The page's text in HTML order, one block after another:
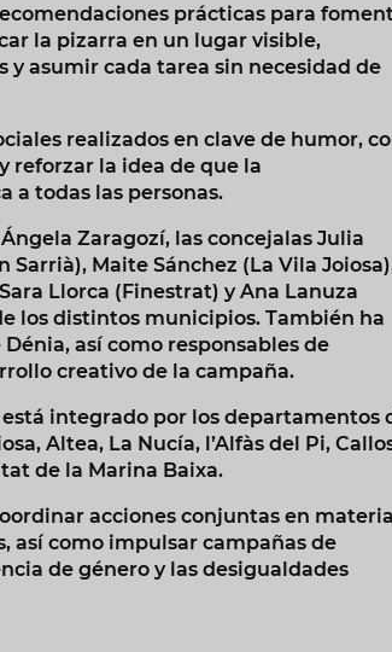
prácticas para
la pizarra en un lugar visible,
asumir cada tarea sin necesidad de
realizados en clave de humor,
reforzar la idea de que la
a todas las personas.
Zaragozí, las concejalas Julia
Sarrià), Maite Sánchez (La Vila
Llorca (Finestrat) y Ana Lanuza
los distintos municipios. También ha
así como responsables de
creativo de la campaña.
integrado por los departamentos
Altea, La Nucía, l’Alfàs del Pi,
de la Marina Baixa.
acciones conjuntas en materia
así como impulsar campañas de
de género y las desigualdades